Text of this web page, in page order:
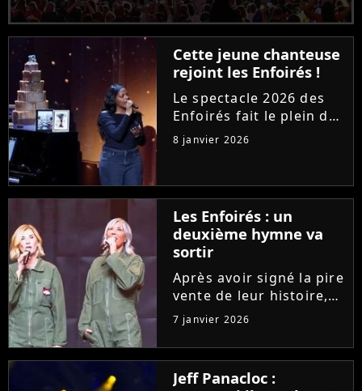
Cette jeune chanteuse
rejoint les Enfoirés !
Le spectacle 2026 des
Enfoirés fait le plein de
recrues. Après Helena
ou Marine, une jeune
française est fière
d'annoncer son arrivée
dans la troupe.
Découvrez...
8 janvier 2026
Les Enfoirés : un
deuxième hymne va
sortir
Après avoir signé la pire
vente de leur histoire,
Les Enfoirés se
réinventent pour leur
spectacle 2026 avec
notamment l'arrivée
d'un deuxième hymne,
7 janvier 2026
Jeff Panacloc :